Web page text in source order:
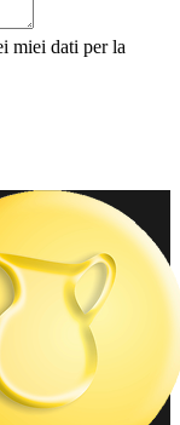
miei dati per la